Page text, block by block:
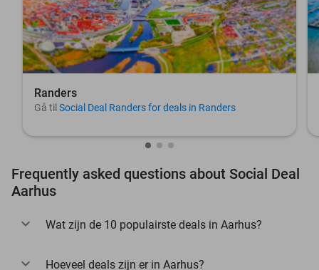
Randers
Gå til Social Deal Randers for deals in Randers
Frequently asked questions about Social Deal
Aarhus
Wat zijn de 10 populairste deals in Aarhus?
Hoeveel deals zijn er in Aarhus?